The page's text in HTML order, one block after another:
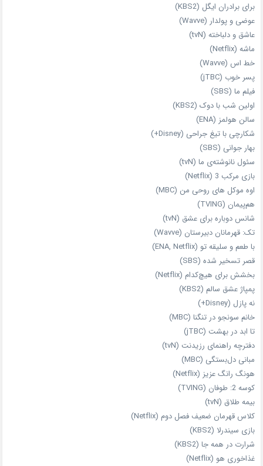
برای برادران ایگل (KBS2)
عوضی و پولدار (Wavve)
عاشق و دلباخته (tvN)
ماشه (Netflix)
خط اس (Wavve)
پسر خوب (jTBC)
فیلم ما (SBS)
اولین شب با دوک (KBS2)
سالن هولمز (ENA)
شکارچی با تیغ جراحی (Disney+)
بهار جوانی (SBS)
سئول نانوشته‌ی ما (tvN)
بازی مرکب 3 (Netflix)
اوه موکل های روحی من (MBC)
هم‌پیمان (TVING)
شانس دوباره برای عشق (tvN)
تک: قهرمانان دبیرستان (Wavve)
با طعم و سلیقه تو (ENA, Netflix)
قصر تسخیر شده (SBS)
بخشش برای هیچ‌کدام (Netflix)
پمپاژ عشق سالم (KBS2)
نه پازل (Disney+)
خانم سونجو در تنگنا (MBC)
تا ابد در بهشت (jTBC)
دفترچه راهنمای رزیدنت (tvN)
مبانی دل‌بستگی (MBC)
هونگ رانگ عزیز (Netflix)
کوسه 2: طوفان (TVING)
بیمه طلاق (tvN)
کلاس قهرمان ضعیف فصل دوم (Netflix)
بازی سیندرلا (KBS2)
شرارت در همه‌ جا (KBS2)
غذاخوری هو (Netflix)